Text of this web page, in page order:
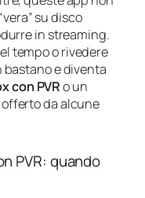
su disco
in streaming.
tempo o rivedere
e diventa
con PVRo un
offerto da alcune
PVR: quando